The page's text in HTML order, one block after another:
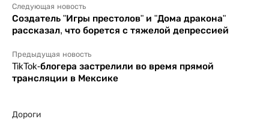
Следующая новость
Создатель "Игры престолов" и "Дома дракона"
рассказал, что борется с тяжелой депрессией
Предыдущая новость
TikTok-блогера застрелили во время прямой
трансляции в Мексике
Дороги